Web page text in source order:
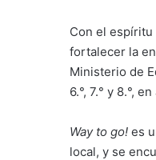
Con el
fortalecer la
Ministerio de
6.°, 7.° y 8.°,
Way to go! es
local, y se